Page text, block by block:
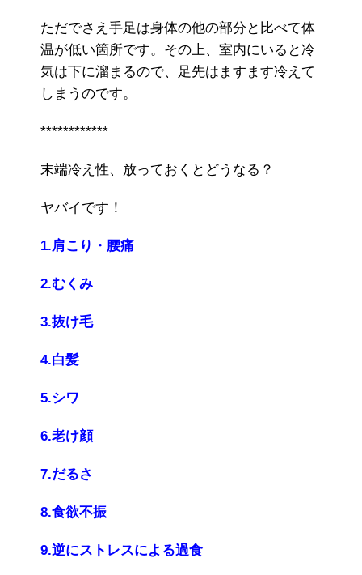
ただでさえ手足は身体の他の部分と比べて体
温が低い箇所です。その上、室内にいると冷
気は下に溜まるので、足先はますます冷えて
しまうのです。
************
末端冷え性、放っておくとどうなる？
ヤバイです！
1.肩こり・腰痛
2.むくみ
3.抜け毛
4.白髪
5.シワ
6.老け顔
7.だるさ
8.食欲不振
9.逆にストレスによる過食